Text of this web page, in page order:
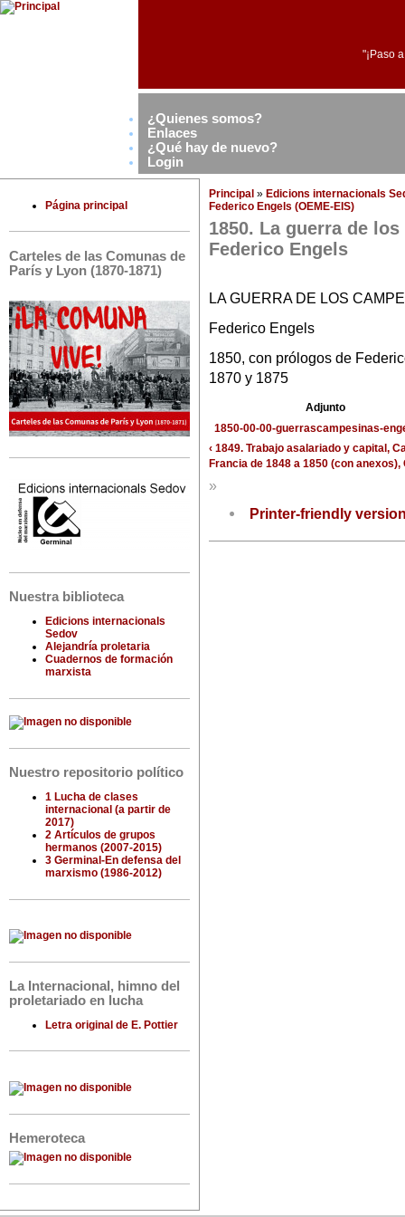
"¡Paso
¿Quienes somos?
Enlaces
¿Qué hay de nuevo?
Login
Página principal
Carteles de las Comunas de
París y Lyon (1870-1871)
Nuestra biblioteca
Edicions internacionals
Sedov
Alejandría proletaria
Cuadernos de formación
marxista
Nuestro repositorio político
1 Lucha de clases
internacional (a partir de
2017)
2 Artículos de grupos
hermanos (2007-2015)
3 Germinal-En defensa del
marxismo (1986-2012)
La Internacional, himno del
proletariado en lucha
Letra original de E. Pottier
Hemeroteca
Principal » Edicions internacionals
Federico Engels (OEME-EIS)
1850. La guerra de
Federico Engels
LA GUERRA DE LOS
Federico Engels
1850, con prólogos de
1870 y 1875
Adjunto
1850-00-00-guerrascampesinas-
‹ 1849. Trabajo asalariado y capital,
Francia de 1848 a 1850 (con anexos),
»
Printer-friendly